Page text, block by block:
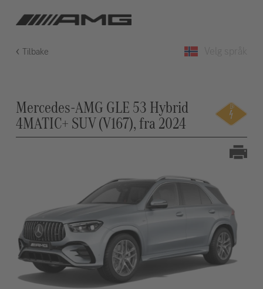
Tilbake
Mercedes-AMG GLE 53 Hybrid
4MATIC+ SUV (V167), fra 2024